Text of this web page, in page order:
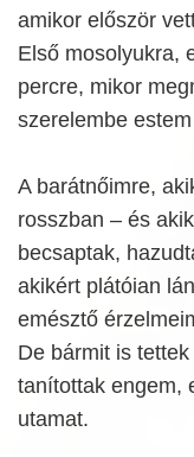
amikor először
Első mosolyukra,
percre, mikor
szerelembe
A barátnőimre,
rosszban – és
becsaptak,
akikért plátóian
emésztő
De bármit is
tanítottak engem,
utamat.